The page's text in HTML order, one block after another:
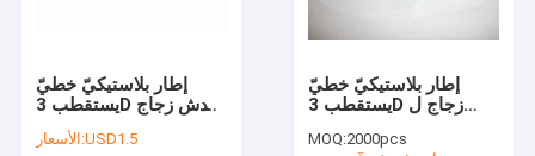
إطار بلاستيكيّ خطيّ
يستقطب 3D يخدش زجاج
الأسعار:USD1.5
إطار بلاستيكيّ خطيّ
يستقطب 3D زجاج ل
MOQ:2000pcs